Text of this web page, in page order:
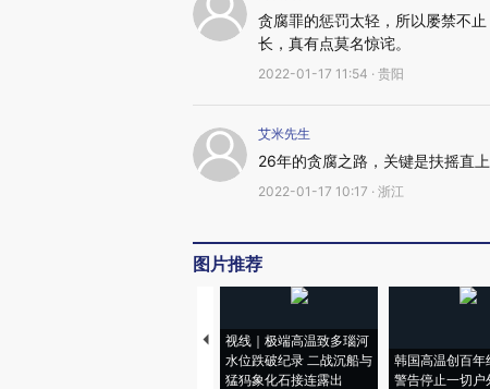
贪腐罪的惩罚太轻，所以屡禁不
长，真有点莫名惊诧。
2022-01-17 11:54 · 贵阳
艾米先生
26年的贪腐之路，关键是扶摇直
2022-01-17 10:17 · 浙江
图片推荐
视线｜极端高温致多瑙河
水位跌破纪录 二战沉船与
猛犸象化石接连露出
韩国高温创百年
警告停止一切户